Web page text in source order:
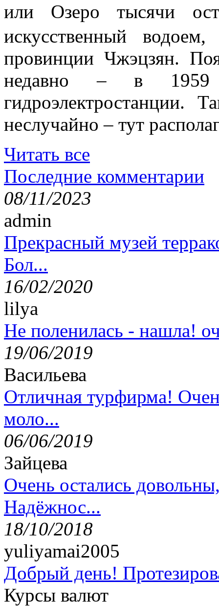
или Озеро тысячи
искусственный
провинции Чжэцзян.
недавно – в 1959
гидроэлектростанции.
неслучайно – тут
Читать все
Последние комментарии
08/11/2023
admin
Прекрасный музей
Бол...
16/02/2020
lilya
Не поленилась - нашла!
19/06/2019
Васильева
Отличная турфирма!
моло...
06/06/2019
Зайцева
Очень остались
Надёжнос...
18/10/2018
yuliyamai2005
Добрый день!
Курсы валют